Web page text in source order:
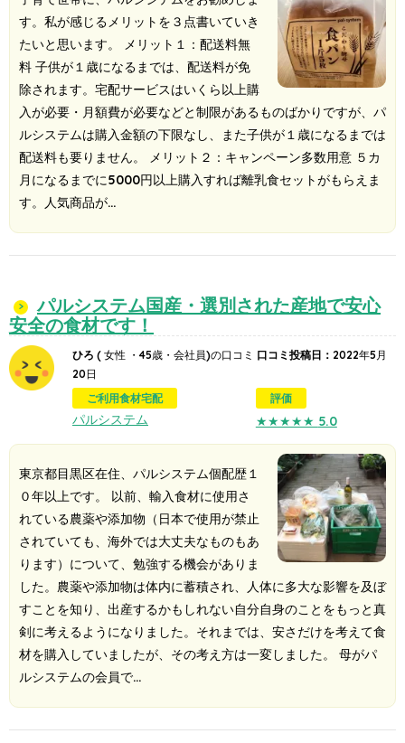
す。私が感じるメリットを３点書いていき
たいと思います。 メリット１：配送料無
料 子供が１歳になるまでは、配送料が免
除されます。宅配サービスはいくら以上購
入が必要・月額費が必要などと制限があるものばかりですが、パ
ルシステムは購入金額の下限なし、また子供が１歳になるまでは
配送料も要りません。 メリット２：キャンペーン多数用意 ５カ
月になるまでに5000円以上購入すれば離乳食セットがもらえま
す。人気商品が…
パルシステム国産・選別された産地で安心
安全の食材です！
ひろ ( 女性 ・45歳・会社員)の口コミ 口コミ投稿日： 2022年5月
20日
ご利用食材宅配
パルシステム
評価
★★★★★ 5.0
東京都目黒区在住、パルシステム個配歴１
０年以上です。 以前、輸入食材に使用さ
れている農薬や添加物（日本で使用が禁止
されていても、海外では大丈夫なものもあ
ります）について、勉強する機会がありま
した。農薬や添加物は体内に蓄積され、人体に多大な影響を及ぼ
すことを知り、出産するかもしれない自分自身のことをもっと真
剣に考えるようになりました。それまでは、安さだけを考えて食
材を購入していましたが、その考え方は一変しました。 母がパ
ルシステムの会員で…